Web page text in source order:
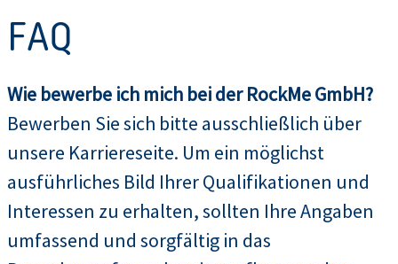
FAQ
Wie bewerbe ich mich bei der RockMe GmbH?
Bewerben Sie sich bitte ausschließlich über
unsere Karriereseite. Um ein möglichst
ausführliches Bild Ihrer Qualifikationen und
Interessen zu erhalten, sollten Ihre Angaben
umfassend und sorgfältig in das